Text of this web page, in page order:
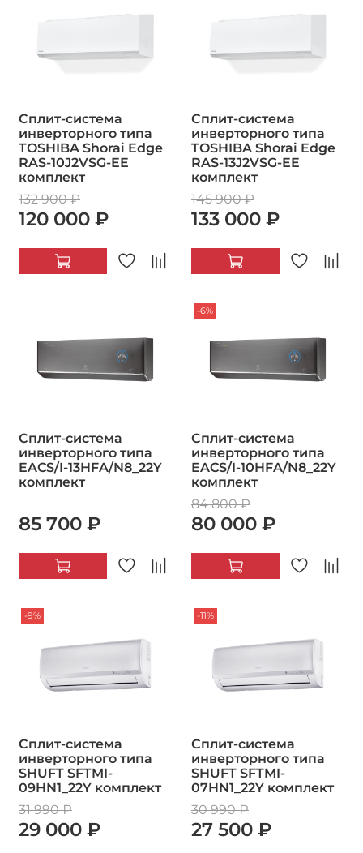
Сплит-система
инверторного типа
TOSHIBA Shorai Edge
RAS-10J2VSG-EE
комплект
132 900 ₽
120 000 ₽
Сплит-система
инверторного типа
TOSHIBA Shorai Edge
RAS-13J2VSG-EE
комплект
145 900 ₽
133 000 ₽
Сплит-система
инверторного типа
EACS/I-13HFA/N8_22Y
комплект
85 700 ₽
-6%
Сплит-система
инверторного типа
EACS/I-10HFA/N8_22Y
комплект
84 800 ₽
80 000 ₽
-9%
Сплит-система
инверторного типа
SHUFT SFTMI-
09HN1_22Y комплект
31 990 ₽
29 000 ₽
-11%
Сплит-система
инверторного типа
SHUFT SFTMI-
07HN1_22Y комплект
30 990 ₽
27 500 ₽